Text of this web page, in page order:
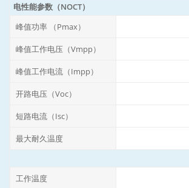
电性能参数（NOCT）
峰值功率 （Pmax）
峰值工作电压（Vmpp）
峰值工作电流（Impp）
开路电压（Voc）
短路电流（Isc）
最大耐久温度
工作温度